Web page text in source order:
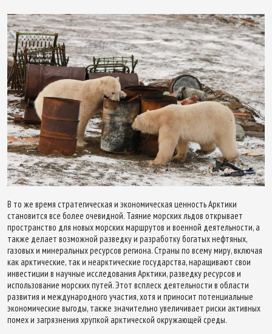
В то же время стратегическая и экономическая ценность Арктики
становится все более очевидной. Таяние морских льдов открывает
пространство для новых морских маршрутов и военной деятельности, а
также делает возможной разведку и разработку богатых нефтяных,
газовых и минеральных ресурсов региона. Страны по всему миру, включая
как арктические, так и неарктические государства, наращивают свои
инвестиции в научные исследования Арктики, разведку ресурсов и
использование морских путей. Этот всплеск деятельности в области
развития и международного участия, хотя и приносит потенциальные
экономические выгоды, также значительно увеличивает риски активных
помех и загрязнения хрупкой арктической окружающей среды.